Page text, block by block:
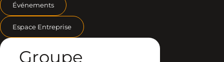
Événements
Espace Entreprise
Groupe